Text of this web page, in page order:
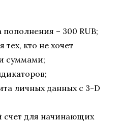
– 300 RUB;
тех, кто не хочет
суммами;
личных данных с 3-D
счет для начинающих